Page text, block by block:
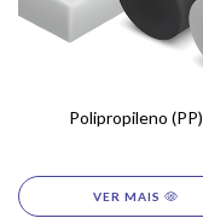
Polipropileno (PP)